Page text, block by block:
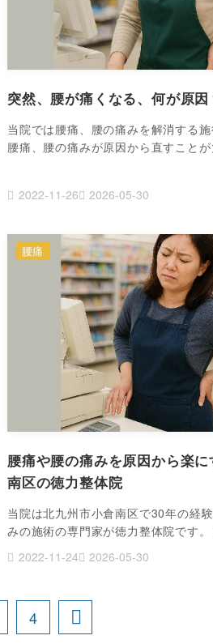
突然、腰が痛くなる、何が原因
当院では腰痛、腰の痛みを解消する施
腰痛、腰の痛みが原因から直すこと
2022-11-26 2026-05-30
腰痛や腰の痛みを原因から楽
南区の徳力整体院
当院は北九州市小倉南区で30年の経
みの施術の専門家が徳力整体院です
2022-11-24
2026-05-30
腰痛
4